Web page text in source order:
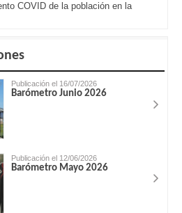
COVID de la población en la
Publicación el 16/07/2026
Barómetro Junio 2026
Publicación el 12/06/2026
Barómetro Mayo 2026